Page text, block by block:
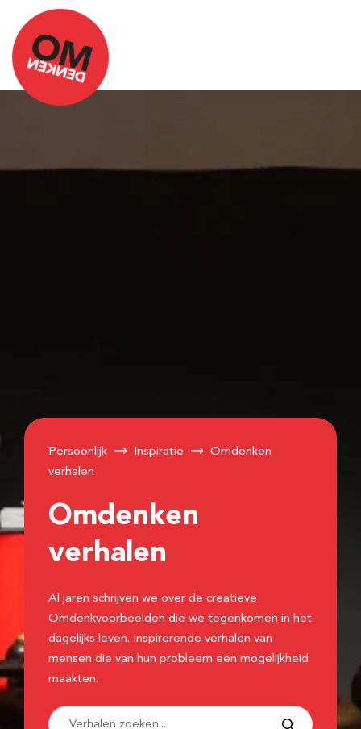
Persoonlijk Inspiratie
Omdenken
verhalen
Omdenken
verhalen
Al jaren schrijven we over de creatieve
Omdenkvoorbeelden die we tegenkomen in het
dagelijks leven. Inspirerende verhalen van
mensen die van hun probleem een mogelijkheid
maakten.